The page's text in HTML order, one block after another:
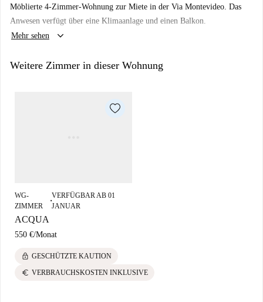
Möblierte 4-Zimmer-Wohnung zur Miete in der Via Montevideo. Das
Anwesen verfügt über eine Klimaanlage und einen Balkon.
Mehr sehen
keyboard_arrow_down
Weitere Zimmer in dieser Wohnung
WG-
ZIMMER
■
VERFÜGBAR AB 01
JANUAR
ACQUA
550 €/Monat
lock GESCHÜTZTE KAUTION
euro VERBRAUCHSKOSTEN INKLUSIVE